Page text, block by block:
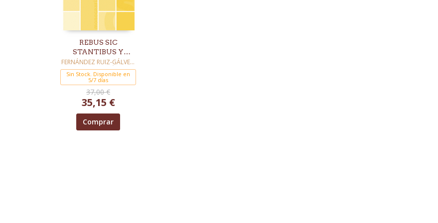
REBUS SIC
STANTIBUS Y
METODOLOGÍA
JURÍDICA
FERNÁNDEZ RUIZ-GÁLVEZ,
ENCARNACIÓN
Sin Stock. Disponible en
5/7 días
37,00 €
35,15 €
Comprar